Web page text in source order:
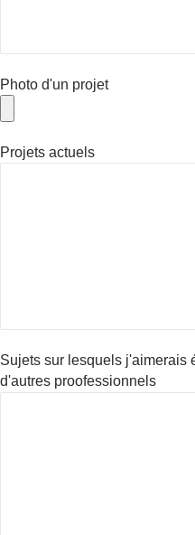
Photo d'un projet
Projets actuels
Sujets sur lesquels j'aimerais
d'autres proofessionnels